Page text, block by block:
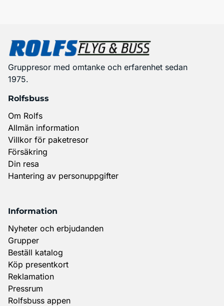
Gruppresor med omtanke och erfarenhet sedan
1975.
Rolfsbuss
Om Rolfs
Allmän information
Villkor för paketresor
Försäkring
Din resa
Hantering av personuppgifter
Information
Nyheter och erbjudanden
Grupper
Beställ katalog
Köp presentkort
Reklamation
Pressrum
Rolfsbuss appen